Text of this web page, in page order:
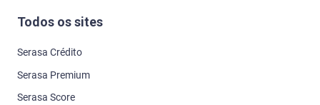
Todos os sites
Serasa Crédito
Serasa Premium
Serasa Score